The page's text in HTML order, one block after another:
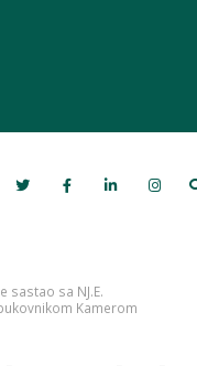
sastao sa NJ.E.
Kamerom